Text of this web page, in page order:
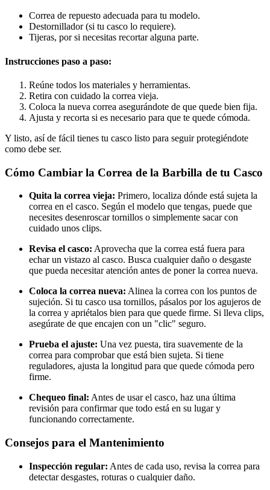
Correa de repuesto adecuada para tu modelo.
Destornillador (si tu casco lo requiere).
Tijeras, por si necesitas recortar alguna parte.
Instrucciones paso a paso:
Reúne todos los materiales y herramientas.
Retira con cuidado la correa vieja.
Coloca la nueva correa asegurándote de que quede bien fija.
Ajusta y recorta si es necesario para que te quede cómoda.
Y listo, así de fácil tienes tu casco listo para seguir protegiéndote
como debe ser.
Cómo Cambiar la Correa de la Barbilla de tu Casco
Quita la correa vieja: Primero, localiza dónde está sujeta la
correa en el casco. Según el modelo que tengas, puede que
necesites desenroscar tornillos o simplemente sacar con
cuidado unos clips.
Revisa el casco: Aprovecha que la correa está fuera para
echar un vistazo al casco. Busca cualquier daño o desgaste
que pueda necesitar atención antes de poner la correa nueva.
Coloca la correa nueva: Alinea la correa con los puntos de
sujeción. Si tu casco usa tornillos, pásalos por los agujeros de
la correa y apriétalos bien para que quede firme. Si lleva clips,
asegúrate de que encajen con un "clic" seguro.
Prueba el ajuste: Una vez puesta, tira suavemente de la
correa para comprobar que está bien sujeta. Si tiene
reguladores, ajusta la longitud para que quede cómoda pero
firme.
Chequeo final: Antes de usar el casco, haz una última
revisión para confirmar que todo está en su lugar y
funcionando correctamente.
Consejos para el Mantenimiento
Inspección regular: Antes de cada uso, revisa la correa para
detectar desgastes, roturas o cualquier daño.